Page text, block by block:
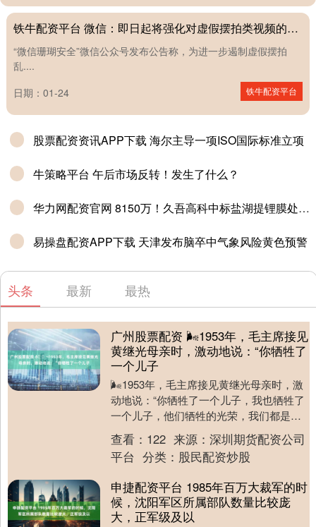
铁牛配资平台 微信：即日起将强化对虚假摆拍类视频的规范治理
“微信珊瑚安全”微信公众号发布公告称，为进一步遏制虚假摆拍
乱....
日期：01-24
铁牛配资平台
股票配资资讯APP下载 海尔主导一项ISO国际标准立项
牛策略平台 午后市场反转！发生了什么？
华力网配资官网 8150万！久吾高科中标盐湖提锂膜处理系统项目
易操盘配资APP下载 天津发布脑卒中气象风险黄色预警
头条 最新 最热
广州股票配资 🌬1953年，毛主席接见
黄继光母亲时，激动地说：“你牺牲了
一个儿子
🌬1953年，毛主席接见黄继光母亲时，激
动地说：“你牺牲了一个儿子，我也牺牲了
一个儿子，他们牺牲的光荣，我们都是烈
属！” 1976年秋天，中南海的衣柜最深处，
工....
查看： 122 来源： 深圳期货配资公司
平台 分类： 股民配资炒股
申捷配资平台 1985年百万大裁军的时
候，沈阳军区所属部队数量比较庞
大，正军级及以